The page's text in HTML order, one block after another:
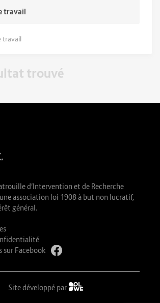
travail
travail
trouvé
d’Intervention et de Recherche
association loi 1908 à but non lucratif,
général.
sur Facebook
Site développé par